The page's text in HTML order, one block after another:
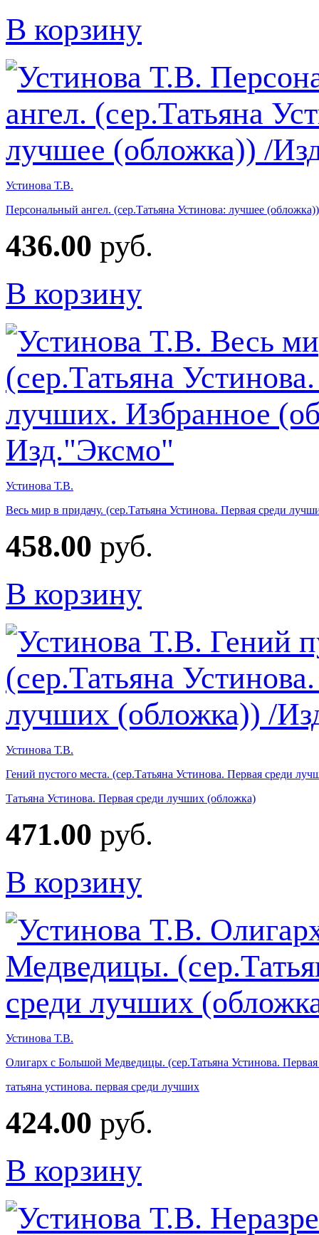
В корзину
Устинова Т.В.
Персональный ангел. (сер.Татьяна Устинова: лучшее
436.00 руб.
В корзину
Устинова Т.В.
Весь мир в придачу. (сер.Татьяна Устинова. Первая среди
458.00 руб.
В корзину
Устинова Т.В.
Гений пустого места. (сер.Татьяна Устинова. Первая среди
Татьяна Устинова. Первая среди лучших (обложка)
471.00 руб.
В корзину
Устинова Т.В.
Олигарх с Большой Медведицы. (сер.Татьяна Устинова.
татьяна устинова. первая среди лучших
424.00 руб.
В корзину